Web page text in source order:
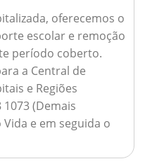
oferecemos o
escolar e remoção
período coberto.
a Central de
e Regiões
(Demais
e em seguida o